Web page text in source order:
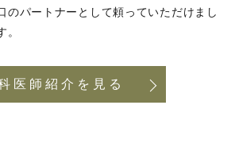
のパートナーとして頼っていただけまし
。
医師紹介を見る